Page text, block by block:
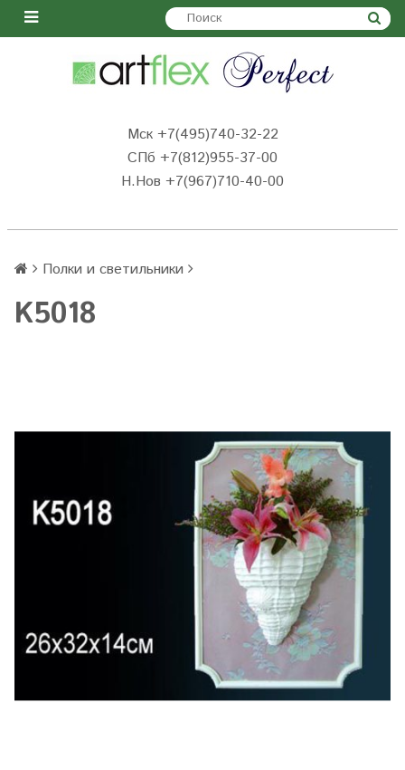
Мск +7(495)740-32-22
СПб +7(812)955-37-00
Н.Нов +7(967)710-40-00
Полки и светильники
K5018